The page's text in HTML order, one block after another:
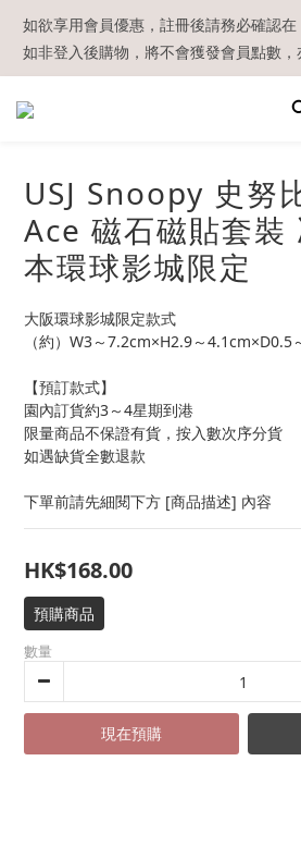
【現貨區】內款式均為在港現貨，現貨區
貨喔！
如欲享用會員優惠，註冊後請務必確認在
如非登入後購物，將不會獲發會員點數，
溫馨提示：所有順豐快遞／本地及國際
【現貨區】內款式均為在港現貨，現貨
貨喔！
USJ Snoopy 史努
Ace 磁石磁貼套裝
本環球影城限定
大阪環球影城限定款式
（約）W3～7.2cm×H2.9～4.1cm×D0.5
【預訂款式】
園內訂貨約3～4星期到港
限量商品不保證有貨，按入數次序分貨
如遇缺貨全數退款
下單前請先細閱下方 [商品描述] 內容
HK$168.00
預購商品
數量
現在預購